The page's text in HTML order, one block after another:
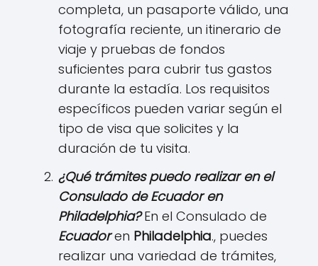
completa, un pasaporte válido, una
fotografía reciente, un itinerario de
viaje y pruebas de fondos
suficientes para cubrir tus gastos
durante la estadía. Los requisitos
específicos pueden variar según el
tipo de visa que solicites y la
duración de tu visita.
¿Qué trámites puedo realizar en el
Consulado deEcuadoren
Philadelphia? En el Consulado de
Ecuadoren Philadelphia., puedes
realizar una variedad de trámites,